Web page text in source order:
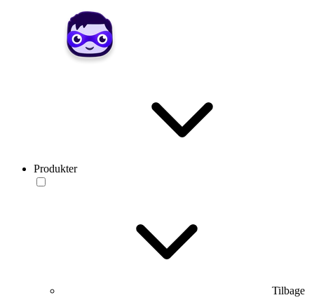
Produkter
Tilbage